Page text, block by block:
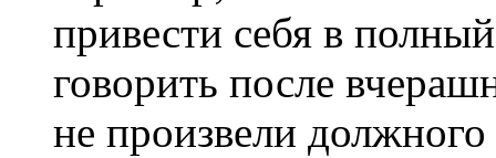
привести себя в
говорить после
не произвели